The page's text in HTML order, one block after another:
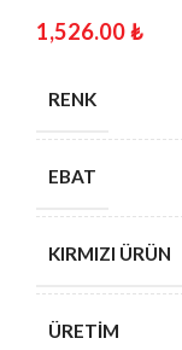
1,526.00₺
RENK
EBAT
KIRMIZI ÜRÜN
ÜRETIM